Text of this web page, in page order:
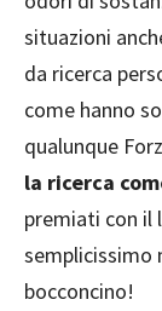
situazioni
da ricerca
come hanno
qualunque
la ricerca
premiati con il
semplicissimo
bocconcino!